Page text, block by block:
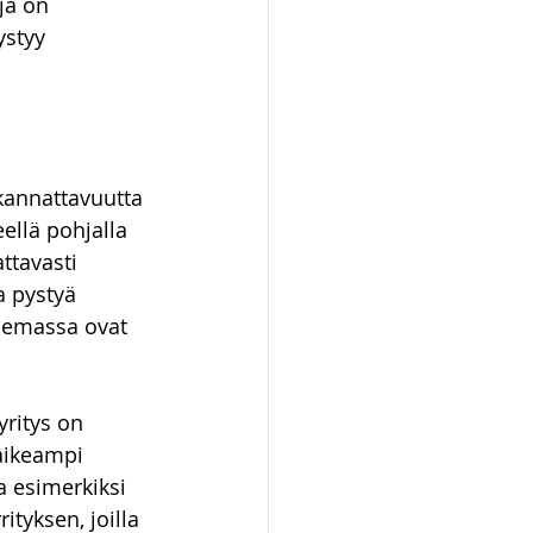
pohjalla
pystyä
ovat
on
esimerkiksi
joilla